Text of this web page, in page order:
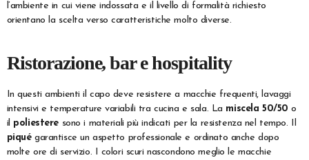
l’ambiente in cui viene indossata e il livello di formalità richiesto
orientano la scelta verso caratteristiche molto diverse.
Ristorazione, bar e hospitality
In questi ambienti il capo deve resistere a macchie frequenti, lavaggi
intensivi e temperature variabili tra cucina e sala. La miscela 50/50 o
il poliestere sono i materiali più indicati per la resistenza nel tempo. Il
piquégarantisce un aspetto professionale e ordinato anche dopo
molte ore di servizio. I colori scuri nascondono meglio le macchie